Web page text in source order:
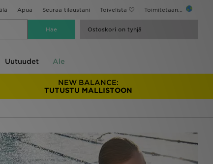
Apua Seuraa tilaustani Toivelista Toimitetaan...
Ostoskori on tyhjä
Uutuudet Ale
NEW BALANCE:
TUTUSTU MALLISTOON